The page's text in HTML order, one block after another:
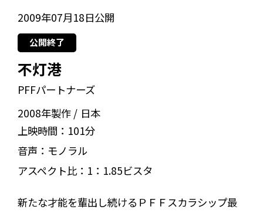
2009年07月18日公開
公開終了
不灯港
PFFパートナーズ
2008年製作
日本
上映時間： 101分
音声： モノラル
アスペクト比： 1：1.85ビスタ
新たな才能を輩出し続けるＰＦＦスカラシップ最